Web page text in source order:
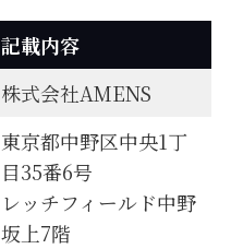
記載内容
株式会社AMENS
東京都中野区中央1丁
目35番6号
レッチフィールド中野
坂上7階